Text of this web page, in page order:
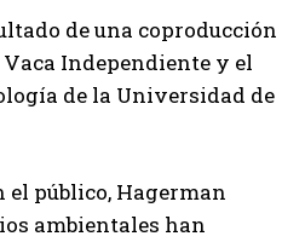
de una coproducción
Vaca Independiente y el
de la Universidad de
el público, Hagerman
ambientales han